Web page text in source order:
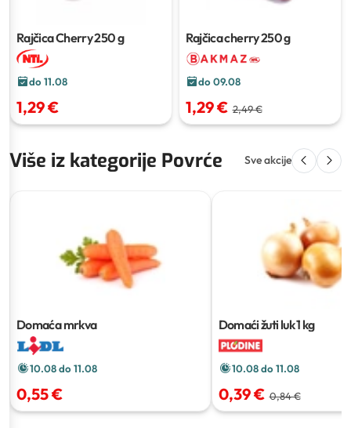
Rajčica Cherry250 g
do 11.08
1,29 €
Rajčica cherry250 g
do 09.08
1,29 € 2,49 €
Više iz kategorije Povrće Sve akcije
Domaća mrkva
10.08 do 11.08
0,55 €
Domaći žuti luk1 kg
10.08 do 11.08
0,39 € 0,84 €